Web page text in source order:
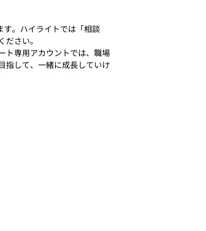
。ハイライトでは「相談
さい。
ト専用アカウントでは、職場
指して、一緒に成長していけ